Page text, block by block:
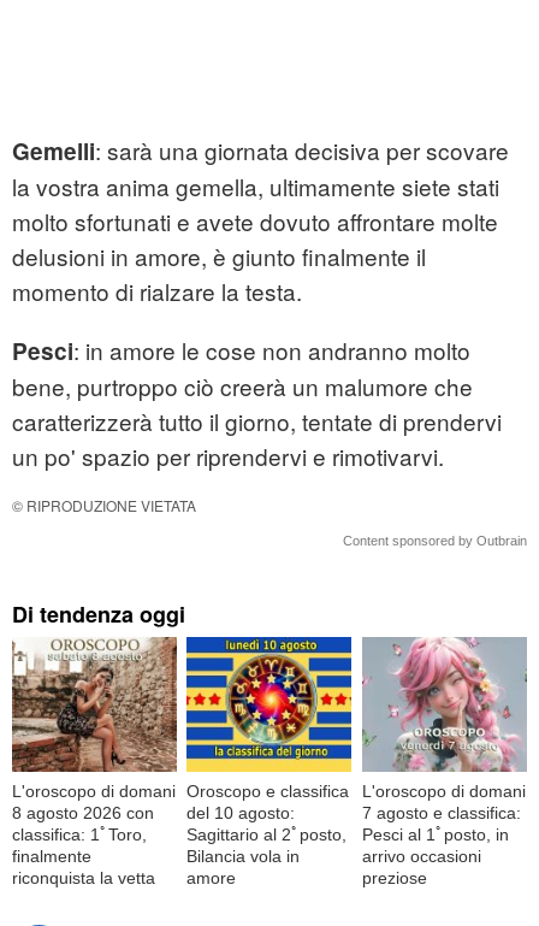
Gemelli: sarà una giornata decisiva per scovare
la vostra anima gemella, ultimamente siete stati
molto sfortunati e avete dovuto affrontare molte
delusioni in amore, è giunto finalmente il
momento di rialzare la testa.
Pesci: in amore le cose non andranno molto
bene, purtroppo ciò creerà un malumore che
caratterizzerà tutto il giorno, tentate di prendervi
un po' spazio per riprendervi e rimotivarvi.
© RIPRODUZIONE VIETATA
Content sponsored by Outbrain
Di tendenza oggi
L'oroscopo di domani
8 agosto 2026 con
classifica: 1ﾟToro,
finalmente
riconquista la vetta
Oroscopo e classifica
del 10 agosto:
Sagittario al 2ﾟposto,
Bilancia vola in
amore
L'oroscopo di domani
7 agosto e classifica:
Pesci al 1ﾟposto, in
arrivo occasioni
preziose